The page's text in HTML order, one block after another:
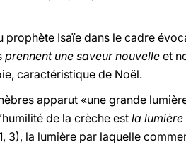
Isaïe dans le cadre
prennent une saveur nouvelle et
caractéristique de Noël.
apparut «une grande
de la crèche estla
3), la lumière par laquelle